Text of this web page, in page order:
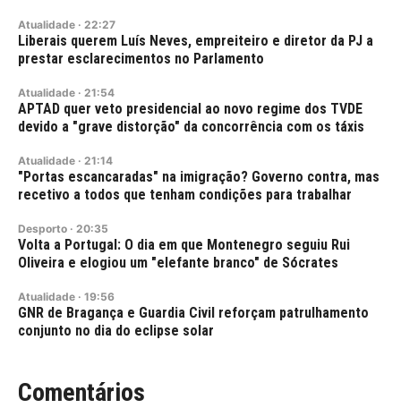
Atualidade · 22:27
Liberais querem Luís Neves, empreiteiro e diretor da PJ a
prestar esclarecimentos no Parlamento
Atualidade · 21:54
APTAD quer veto presidencial ao novo regime dos TVDE
devido a "grave distorção" da concorrência com os táxis
Atualidade · 21:14
"Portas escancaradas" na imigração? Governo contra, mas
recetivo a todos que tenham condições para trabalhar
Desporto · 20:35
Volta a Portugal: O dia em que Montenegro seguiu Rui
Oliveira e elogiou um "elefante branco" de Sócrates
Atualidade · 19:56
GNR de Bragança e Guardia Civil reforçam patrulhamento
conjunto no dia do eclipse solar
Comentários